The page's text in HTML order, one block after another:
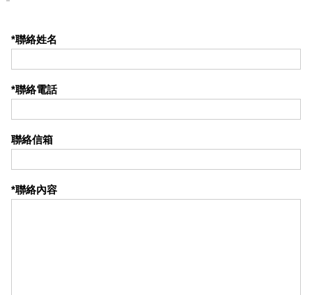
*聯絡姓名
*聯絡電話
聯絡信箱
*聯絡內容